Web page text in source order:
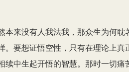
来没有人我法我，那众生为何耽
要想证悟空性，只有在理论上真
续中生起开悟的智慧。那时一切痛